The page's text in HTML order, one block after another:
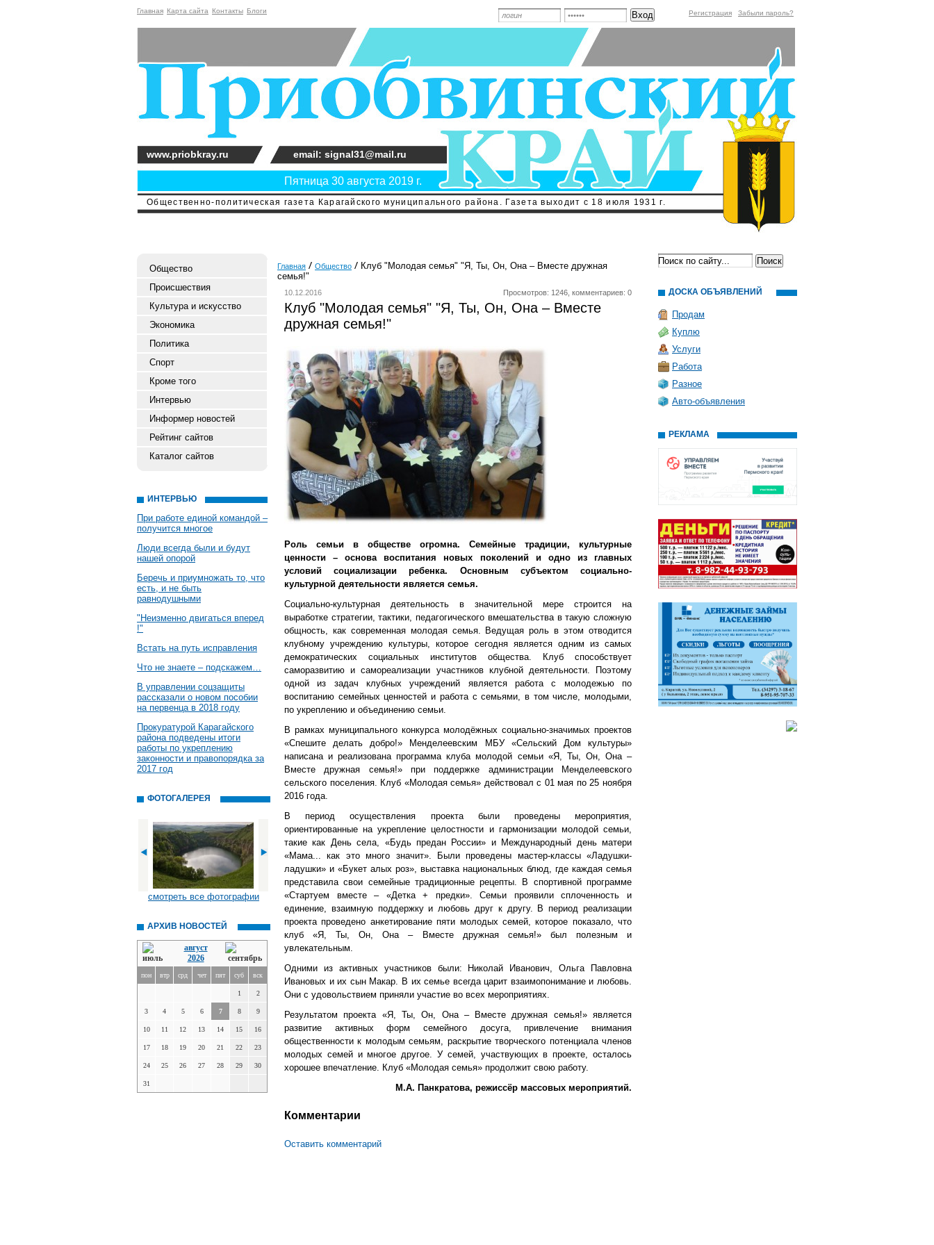
Главная Карта сайта Контакты Блоги Регистрация Забыли пароль?
Общественно-политическая газета Карагайского муниципального района. Газета выходит с 18 июля 1931 г.
Пятница 30 августа 2019 г.
www.priobkray.ru email: signal31@mail.ru
Общество
Происшествия
Культура и искусство
Экономика
Политика
Спорт
Кроме того
Интервью
Информер новостей
Рейтинг сайтов
Каталог сайтов
ИНТЕРВЬЮ
При работе единой командой –
получится многое
Люди всегда были и будут
нашей опорой
Беречь и приумножать то, что
есть, и не быть
равнодушными
"Неизменно двигаться вперед
!"
Встать на путь исправления
Что не знаете – подскажем…
В управлении соцзащиты
рассказали о новом пособии
на первенца в 2018 году
Прокуратурой Карагайского
района подведены итоги
работы по укреплению
законности и правопорядка за
2017 год
ФОТОГАЛЕРЕЯ
смотреть все фотографии
АРХИВ НОВОСТЕЙ
август
2026
пон втр срд чет пят суб вск
1 2
3 4 5 6 7 8 9
10 11 12 13 14 15 16
17 18 19 20 21 22 23
24 25 26 27 28 29 30
31
Главная Общество
Клуб "Молодая семья" "Я, Ты, Он, Она – Вместе дружная
семья!"
10.12.2016 Просмотров: 1246, комментариев: 0
Клуб "Молодая семья" "Я, Ты, Он, Она – Вместе
дружная семья!"
Роль семьи в обществе огромна. Семейные традиции, культурные
ценности – основа воспитания новых поколений и одно из главных
условий социализации ребенка. Основным субъектом социально-
культурной деятельности является семья.
Социально-культурная деятельность в значительной мере строится на
выработке стратегии, тактики, педагогического вмешательства в такую сложную
общность, как современная молодая семья. Ведущая роль в этом отводится
клубному учреждению культуры, которое сегодня является одним из самых
демократических социальных институтов общества. Клуб способствует
саморазвитию и самореализации участников клубной деятельности. Поэтому
одной из задач клубных учреждений является работа с молодежью по
воспитанию семейных ценностей и работа с семьями, в том числе, молодыми,
по укреплению и объединению семьи.
В рамках муниципального конкурса молодёжных социально-значимых проектов
«Спешите делать добро!» Менделеевским МБУ «Сельский Дом культуры»
написана и реализована программа клуба молодой семьи «Я, Ты, Он, Она –
Вместе дружная семья!» при поддержке администрации Менделеевского
сельского поселения. Клуб «Молодая семья» действовал с 01 мая по 25 ноября
2016 года.
В период осуществления проекта были проведены мероприятия,
ориентированные на укрепление целостности и гармонизации молодой семьи,
такие как День села, «Будь предан России» и Международный день матери
«Мама... как это много значит». Были проведены мастер-классы «Ладушки-
ладушки» и «Букет алых роз», выставка национальных блюд, где каждая семья
представила свои семейные традиционные рецепты. В спортивной программе
«Стартуем вместе – «Детка + предки». Семьи проявили сплоченность и
единение, взаимную поддержку и любовь друг к другу. В период реализации
проекта проведено анкетирование пяти молодых семей, которое показало, что
клуб «Я, Ты, Он, Она – Вместе дружная семья!» был полезным и
увлекательным.
Одними из активных участников были: Николай Иванович, Ольга Павловна
Ивановых и их сын Макар. В их семье всегда царит взаимопонимание и любовь.
Они с удовольствием приняли участие во всех мероприятиях.
Результатом проекта «Я, Ты, Он, Она – Вместе дружная семья!» является
развитие активных форм семейного досуга, привлечение внимания
общественности к молодым семьям, раскрытие творческого потенциала членов
молодых семей и многое другое. У семей, участвующих в проекте, осталось
хорошее впечатление. Клуб «Молодая семья» продолжит свою работу.
М.А. Панкратова, режиссёр массовых мероприятий.
Комментарии
Оставить комментарий
ДОСКА ОБЪЯВЛЕНИЙ
Продам
Куплю
Услуги
Работа
Разное
Авто-объявления
РЕКЛАМА